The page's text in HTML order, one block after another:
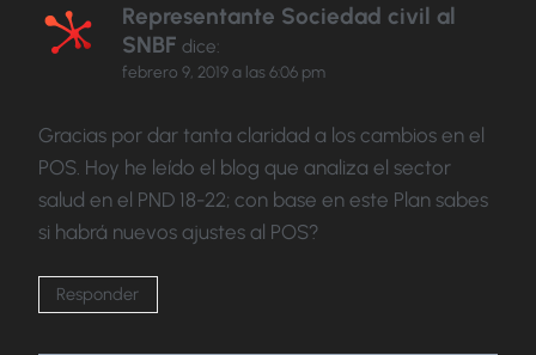
Representante Sociedad civil al
SNBF dice:
febrero 9, 2019 a las 6:06 pm
Gracias por dar tanta claridad a los cambios en el
POS. Hoy he leído el blog que analiza el sector
salud en el PND 18-22; con base en este Plan sabes
si habrá nuevos ajustes al POS?
Responder